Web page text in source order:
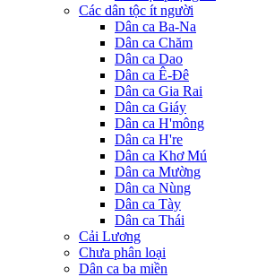
Các dân tộc ít người
Dân ca Ba-Na
Dân ca Chăm
Dân ca Dao
Dân ca Ê-Đê
Dân ca Gia Rai
Dân ca Giáy
Dân ca H'mông
Dân ca H're
Dân ca Khơ Mú
Dân ca Mường
Dân ca Nùng
Dân ca Tày
Dân ca Thái
Cải Lương
Chưa phân loại
Dân ca ba miền